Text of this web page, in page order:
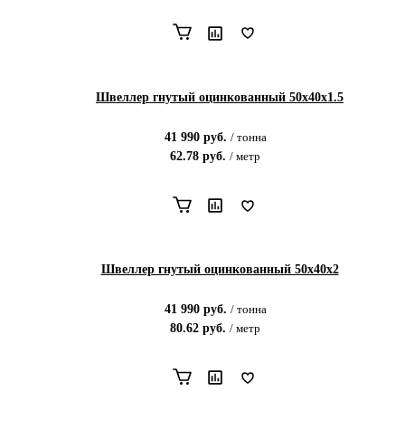
Швеллер гнутый оцинкованный 50х40х1.5
41 990руб. / тонна
62.78 руб. / метр
Швеллер гнутый оцинкованный 50х40х2
41 990руб. / тонна
80.62 руб. / метр